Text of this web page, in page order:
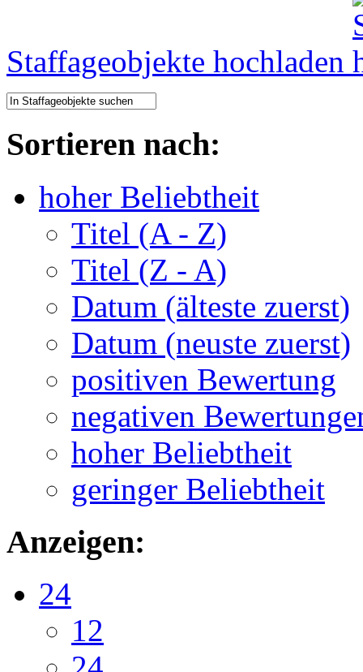
Staffageobjekte hochladen
Sortieren nach:
hoher Beliebtheit
Titel (A - Z)
Titel (Z - A)
Datum (älteste zuerst)
Datum (neuste zuerst)
positiven Bewertung
negativen
hoher Beliebtheit
geringer Beliebtheit
Anzeigen:
24
12